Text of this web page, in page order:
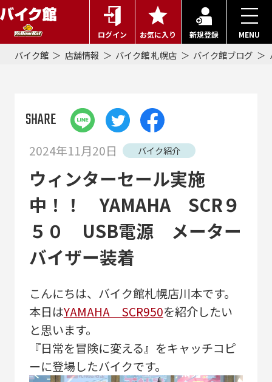
ログイン お気に入り 新規登録 MENU
バイク館 店舗情報 バイク館 札幌店 バイク館ブログ
SHARE
2024年11月20日 バイク紹介
ウィンターセール実施
中！！ YAMAHA SCR９
５０ USB電源 メーター
バイザー装着
こんにちは、バイク館札幌店川本です。
本日はYAMAHA SCR950を紹介したい
と思います。
『日常を冒険に変える』をキャッチコピ
ーに登場したバイクです。